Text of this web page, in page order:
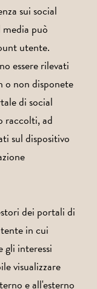
sui social
può
utente.
essere rilevati
o non disponete
di social
raccolti, ad
sul dispositivo
dei portali di
in cui
gli interessi
visualizzare
e all'esterno